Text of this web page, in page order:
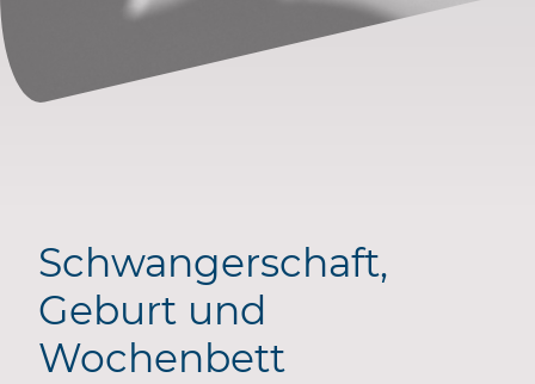
Schwangerschaft,
Geburt und
Wochenbett